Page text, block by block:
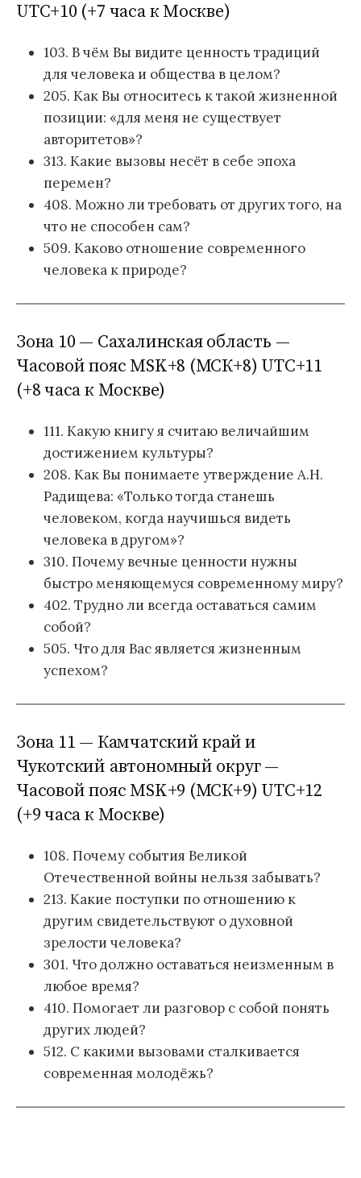
UTC+10 (+7 часа к Москве)
103. В чём Вы видите ценность традиций
для человека и общества в целом?
205. Как Вы относитесь к такой жизненной
позиции: «для меня не существует
авторитетов»?
313. Какие вызовы несёт в себе эпоха
перемен?
408. Можно ли требовать от других того, на
что не способен сам?
509. Каково отношение современного
человека к природе?
Зона 10 — Сахалинская область —
Часовой пояс MSK+8 (МСК+8) UTC+11
(+8 часа к Москве)
111. Какую книгу я считаю величайшим
достижением культуры?
208. Как Вы понимаете утверждение А.Н.
Радищева: «Только тогда станешь
человеком, когда научишься видеть
человека в другом»?
310. Почему вечные ценности нужны
быстро меняющемуся современному миру?
402. Трудно ли всегда оставаться самим
собой?
505. Что для Вас является жизненным
успехом?
Зона 11 — Камчатский край и
Чукотский автономный округ —
Часовой пояс MSK+9 (МСК+9) UTC+12
(+9 часа к Москве)
108. Почему события Великой
Отечественной войны нельзя забывать?
213. Какие поступки по отношению к
другим свидетельствуют о духовной
зрелости человека?
301. Что должно оставаться неизменным в
любое время?
410. Помогает ли разговор с собой понять
других людей?
512. С какими вызовами сталкивается
современная молодёжь?